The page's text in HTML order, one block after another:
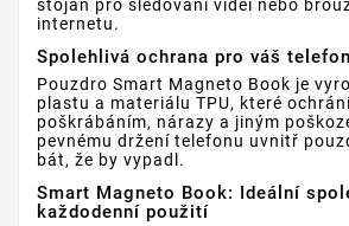
stojan pro sledování videí nebo
internetu.
Spolehlivá ochrana pro váš telefon
Pouzdro Smart Magneto Book je
plastu a materiálu TPU, které
poškrábáním, nárazy a jiným
pevnému držení telefonu uvnitř
bát, že by vypadl.
Smart Magneto Book: Ideální
každodenní použití